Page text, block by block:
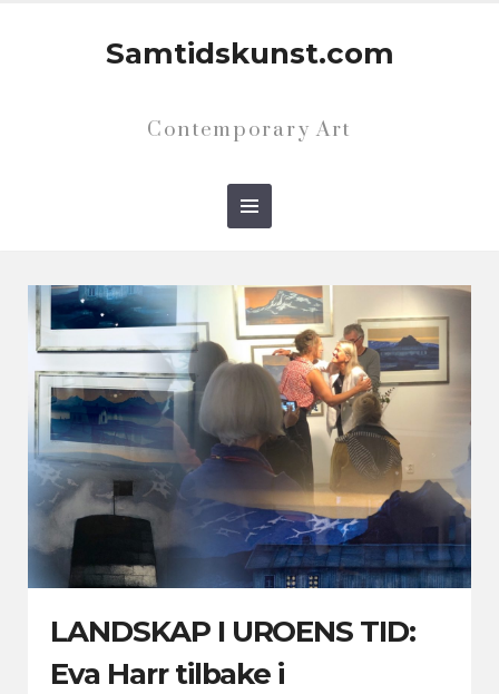
Samtidskunst.com
Contemporary Art
LANDSKAP I UROENS TID:
Eva Harr tilbake i